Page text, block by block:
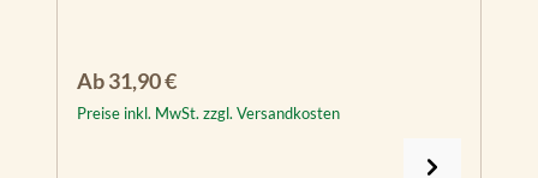
Regulärer Preis:
Ab31,90 €
Preise inkl. MwSt. zzgl. Versandkosten